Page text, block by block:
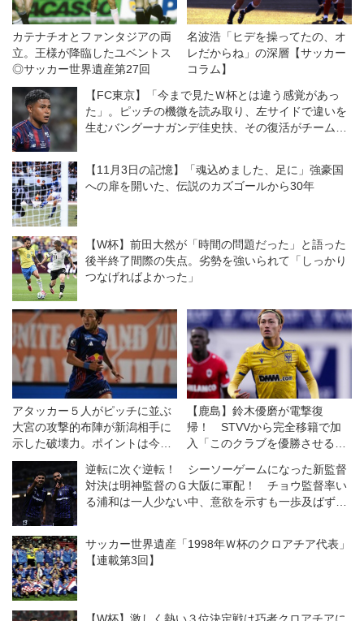
カテナチオとファンタジアの両
立。王様が降臨したユベントス
◎サッカー世界遺産第27回
名波浩「ヒデを操ってたの、オ
レだからね」の深層【サッカー
コラム】
【FC東京】「今まで見たＷ杯とは違う感覚があっ
た」。ピッチの機微を読み取り、左サイドで違いを
生むバングーナガンデ佳史扶、その復活がチームを
【11月3日の記憶】「魂込めました、足に」強豪国
への扉を開いた、伝説のカズゴールから30年
【W杯】前田大然が「時間の問題だった」と語った
後半終了間際の失点。劣勢を強いられて「しっかり
つなげればよかった」
アタッカー５人がピッチに並ぶ
大宮の攻撃的布陣が新潟相手に
示した破壊力。ポイントは今後
も継続できるかどうかだ◎J２
開幕戦
【鹿島】鈴木優磨が電撃復
帰！ STVVから完全移籍で加
入「このクラブを優勝させるた
逆転に次ぐ逆転！ シーソーゲームになった新監督
対決は明神監督のＧ大阪に軍配！ チョウ監督率い
る浦和は一人少ない中、意欲を示すも一歩及ばず
サッカー世界遺産「1998年Ｗ杯のクロアチア代表」
【連載第3回】